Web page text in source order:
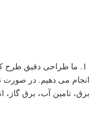
1. ما طراحی دقیق طرح
انجام می دهیم. در صورت
برق، تامین آب، برق گاز،